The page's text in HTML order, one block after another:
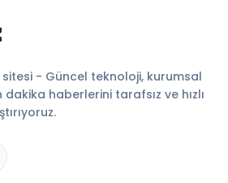
- Güncel teknoloji, kurumsal
haberlerini tarafsız ve hızlı